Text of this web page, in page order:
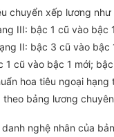
chuyển xếp lương như
III: bậc 1 cũ vào bậc
II: bậc 3 cũ vào bậc
cũ vào bậc 1 mới;
hoa tiêu ngoại
bảng lương
nghệ nhân của